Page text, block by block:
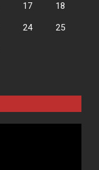
17 18
24 25